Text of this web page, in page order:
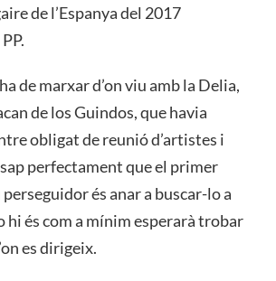
de l’Espanya del 2017
de marxar d’on viu amb la Delia,
de los Guindos, que havia
obligat de reunió d’artistes i
perfectament que el primer
és anar a buscar-lo a
hi és com a mínim esperarà trobar
es dirigeix.